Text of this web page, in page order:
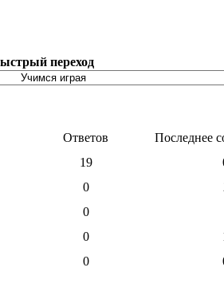
переход
Ответов
Последнее
19
0
0
0
0